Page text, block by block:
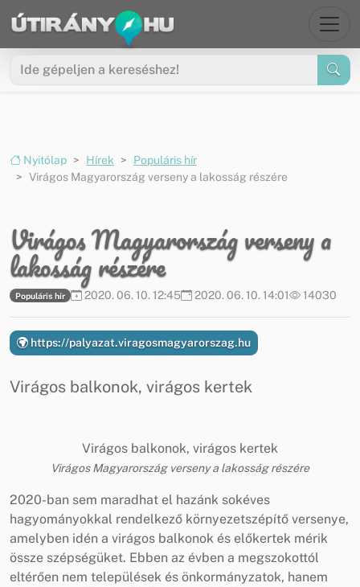
Ugrás a menüre
Ugrás a tartalomra
Nyitólap Hírek
Populáris hír
Virágos Magyarország verseny a lakosság részére
Virágos Magyarország verseny a
lakosság részére
Populáris hír 2020. 06. 10. 12:45 2020. 06. 10. 14:01 14030
https://palyazat.viragosmagyarorszag.hu
Virágos balkonok, virágos kertek
Virágos balkonok, virágos kertek
Virágos Magyarország verseny a lakosság részére
2020-ban sem maradhat el hazánk sokéves
hagyományokkal rendelkező környezetszépítő versenye,
amelyben idén a virágos balkonok és előkertek mérik
össze szépségüket. Ebben az évben a megszokottól
eltérően nem települések és önkormányzatok, hanem